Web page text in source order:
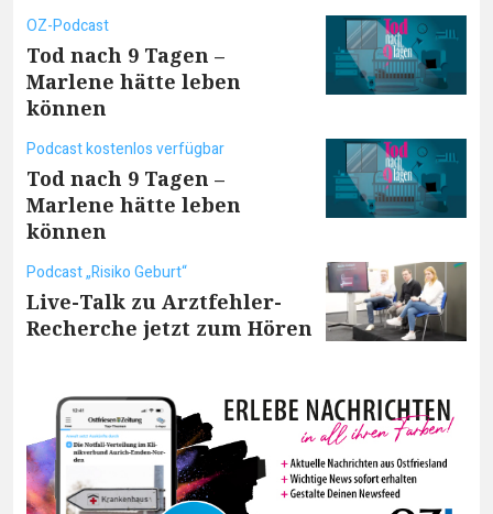
OZ-Podcast
Tod nach 9 Tagen –
Marlene hätte leben
können
Podcast kostenlos verfügbar
Tod nach 9 Tagen –
Marlene hätte leben
können
Podcast „Risiko Geburt“
Live-Talk zu Arztfehler-
Recherche jetzt zum Hören